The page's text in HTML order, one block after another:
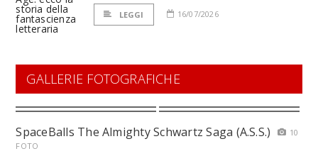
LEGGI 16/07/2026
GALLERIE FOTOGRAFICHE
SpaceBalls The Almighty Schwartz Saga (A.S.S.)
10
FOTO